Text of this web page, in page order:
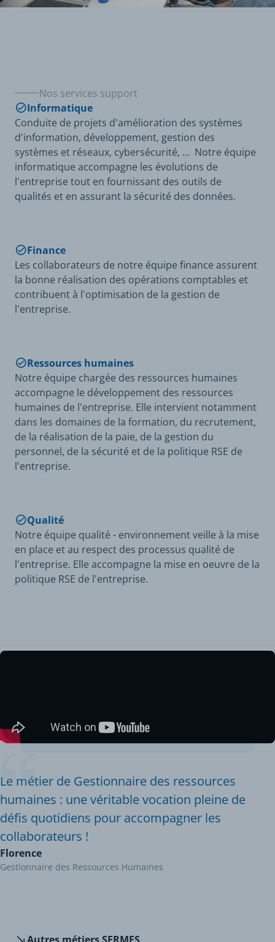
Nos services support
Informatique
Conduite de projets d'amélioration des systèmes
d'information, développement, gestion des
systèmes et réseaux, cybersécurité, ... Notre équipe
informatique accompagne les évolutions de
l'entreprise tout en fournissant des outils de
qualités et en assurant la sécurité des données.
Finance
Les collaborateurs de notre équipe finance assurent
la bonne réalisation des opérations comptables et
contribuent à l'optimisation de la gestion de
l'entreprise.
Ressources humaines
Notre équipe chargée des ressources humaines
accompagne le développement des ressources
humaines de l'entreprise. Elle intervient notamment
dans les domaines de la formation, du recrutement,
de la réalisation de la paie, de la gestion du
personnel, de la sécurité et de la politique RSE de
l'entreprise.
Qualité
Notre équipe qualité - environnement veille à la mise
en place et au respect des processus qualité de
l'entreprise. Elle accompagne la mise en oeuvre de la
politique RSE de l'entreprise.
Le métier de Gestionnaire des ressources
humaines : une véritable vocation pleine de
défis quotidiens pour accompagner les
collaborateurs !
Florence
Gestionnaire des Ressources Humaines